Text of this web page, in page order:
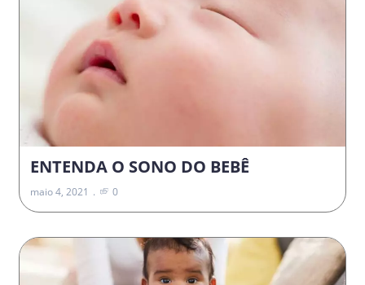
ENTENDA O SONO DO BEBÊ
maio 4, 2021 0